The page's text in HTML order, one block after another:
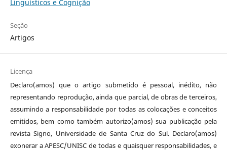
Linguísticos e Cognição
Seção
Artigos
Licença
Declaro(amos) que o artigo submetido é pessoal, inédito, não
representando reprodução, ainda que parcial, de obras de terceiros,
assumindo a responsabilidade por todas as colocações e conceitos
emitidos, bem como também autorizo(amos) sua publicação pela
revista Signo, Universidade de Santa Cruz do Sul. Declaro(amos)
exonerar a APESC/UNISC de todas e quaisquer responsabilidades, e